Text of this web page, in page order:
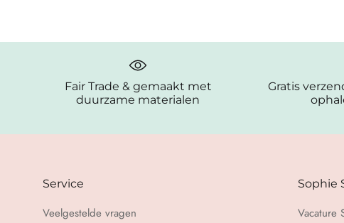
Fair Trade & gemaakt met
duurzame materialen
Gratis
Service
Veelgestelde vragen
Sophie
Vacature